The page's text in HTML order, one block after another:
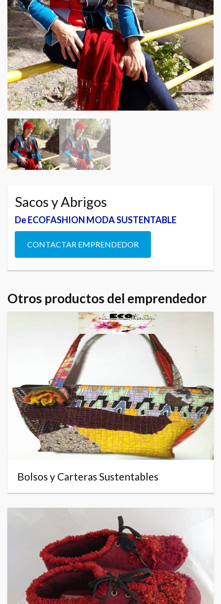
Sacos y Abrigos
De ECOFASHION MODA SUSTENTABLE
CONTACTAR EMPRENDEDOR
Otros productos del emprendedor
Bolsos y Carteras Sustentables